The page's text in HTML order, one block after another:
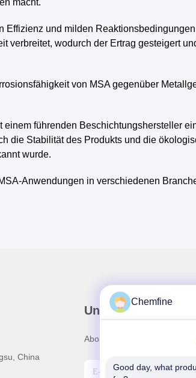
macht.
Effizienz und milden
verbreitet, wodurch der Ertrag gesteigert
von MSA gegenüber
einem führenden Beschichtungshersteller
die Stabilität des Produkts und die
wurde.
Anwendungen in verschiedenen
China
Unser Newsletter
Abonnieren Sie unseren
Chemfine
Good day, what